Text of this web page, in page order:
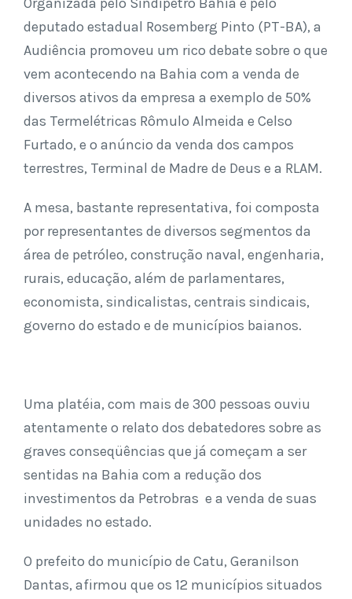
deputado estadual Rosemberg Pinto (PT-BA), a
Audiência promoveu um rico debate sobre o que
vem acontecendo na Bahia com a venda de
diversos ativos da empresa a exemplo de 50%
das Termelétricas Rômulo Almeida e Celso
Furtado, e o anúncio da venda dos campos
terrestres, Terminal de Madre de Deus e a RLAM.
A mesa, bastante representativa, foi composta
por representantes de diversos segmentos da
área de petróleo, construção naval, engenharia,
rurais, educação, além de parlamentares,
economista, sindicalistas, centrais sindicais,
governo do estado e de municípios baianos.
Uma platéia, com mais de 300 pessoas ouviu
atentamente o relato dos debatedores sobre as
graves conseqüências que já começam a ser
sentidas na Bahia com a redução dos
investimentos da Petrobras e a venda de suas
unidades no estado.
O prefeito do município de Catu, Geranilson
Dantas, afirmou que os 12 municípios situados